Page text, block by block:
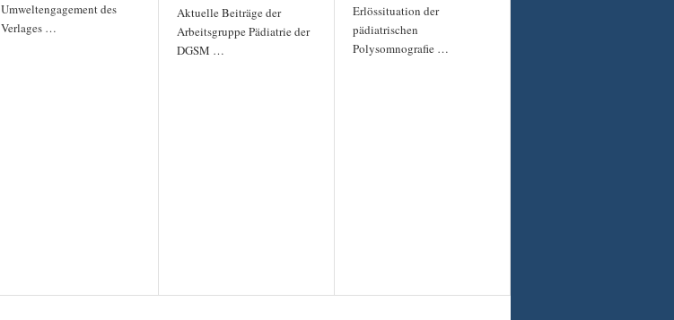
Umweltengagement des
Verlages …
Aktuelle Beiträge der
Arbeitsgruppe Pädiatrie der
DGSM …
Erlössituation der
pädiatrischen
Polysomnografie …